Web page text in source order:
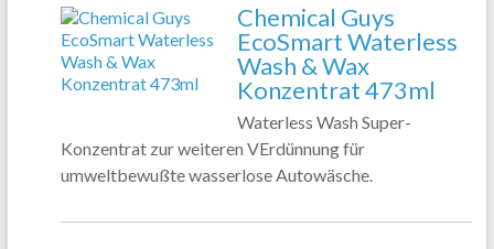
Chemical Guys
EcoSmart Waterless
Wash & Wax
Konzentrat 473ml
Waterless Wash Super-
Konzentrat zur weiteren VErdünnung für
umweltbewußte wasserlose Autowäsche.